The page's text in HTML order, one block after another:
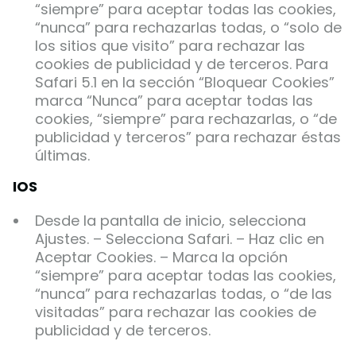
“siempre” para aceptar todas las cookies,
“nunca” para rechazarlas todas, o “solo de
los sitios que visito” para rechazar las
cookies de publicidad y de terceros. Para
Safari 5.1 en la sección “Bloquear Cookies”
marca “Nunca” para aceptar todas las
cookies, “siempre” para rechazarlas, o “de
publicidad y terceros” para rechazar éstas
últimas.
IOS
Desde la pantalla de inicio, selecciona
Ajustes. – Selecciona Safari. – Haz clic en
Aceptar Cookies. – Marca la opción
“siempre” para aceptar todas las cookies,
“nunca” para rechazarlas todas, o “de las
visitadas” para rechazar las cookies de
publicidad y de terceros.